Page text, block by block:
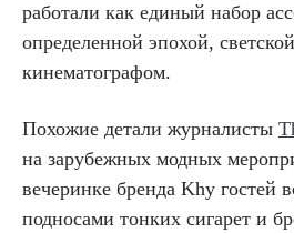
работали как единый набор
определенной эпохой,
кинематографом.
Похожие детали журналисты
на зарубежных модных
вечеринке бренда Khy гостей
подносами тонких сигарет и